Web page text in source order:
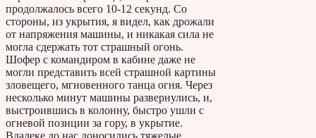
продолжалось всего 10-12 секунд. Со
стороны, из укрытия, я видел, как дрожали
от напряжения машины, и никакая сила не
могла сдержать тот страшный огонь.
Шофер с командиром в кабине даже не
могли представить всей страшной картины
зловещего, мгновенного танца огня. Через
несколько минут машины развернулись, и,
выстроившись в колонну, быстро ушли с
огневой позиции за гору, в укрытие.
Вдалеке до нас доносились тяжелые,